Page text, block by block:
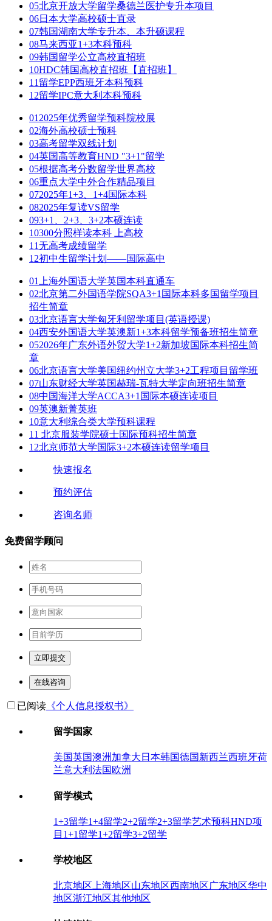
05北京开放大学留学桑德兰医护专升本项目
06日本大学高校硕士直录
07韩国湖南大学专升本、本升硕课程
08马来西亚1+3本科预科
09韩国留学公立高校直招班
10HDC韩国高校直招班【直招班】
11 留学EPP西班牙本科预科
12留学IPC意大利本科预科
01 2025年优秀留学预科院校展
02海外高校硕士预科
03高考留学双线计划
04英国高等教育HND "3+1"留学
05根据高考分数留学世界高校
06重点大学中外合作精品项目
072025年1+3、1+4国际本科
082025年复读VS留学
093+1、2+3、3+2本硕连读
10300分照样读本科 上高校
11无高考成绩留学
12初中生留学计划——国际高中
01
上海外国语大学英国本科直通车
02北京第二外国语学院SQA3+1国际本科多国留学项目
招生简章
03北京语言大学匈牙利留学项目(英语授课)
04西安外国语大学英澳新1+3本科留学预备班招生简章
052026年广东外语外贸大学1+2新加坡国际本科招生简
章
06北京语言大学美国纽约州立大学3+2工程项目留学班
07山东财经大学英国赫瑞-瓦特大学定向班招生简章
08中国海洋大学ACCA3+1国际本硕连读项目
09英澳新菁英班
10意大利综合类大学预科课程
11 北京服装学院硕士国际预科招生简章
12北京师范大学国际3+2本硕连读留学项目
快速报名
预约评估
咨询名师
免费留学顾问
立即提交
在线咨询
已阅读 《个人信息授权书》
留学国家
美国英国澳洲 加拿大 日本韩国德国新西兰西班牙荷
兰意大利 法国欧洲
留学模式
1+3留学1+4留学2+2留学2+3留学艺术预科HND项
目 1+1留学1+2留学3+2留学
学校地区
北京地区上海地区山东地区西南地区广东地区华中
地区浙江地区其他地区